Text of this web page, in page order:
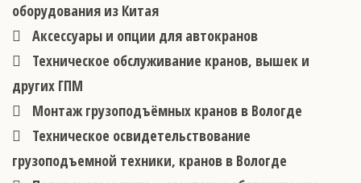
оборудования из Китая
Аксессуары и опции для автокранов
Техническое обслуживание кранов, вышек и
других ГПМ
Монтаж грузоподъёмных кранов в Вологде
Техническое освидетельствование
грузоподъемной техники, кранов в Вологде